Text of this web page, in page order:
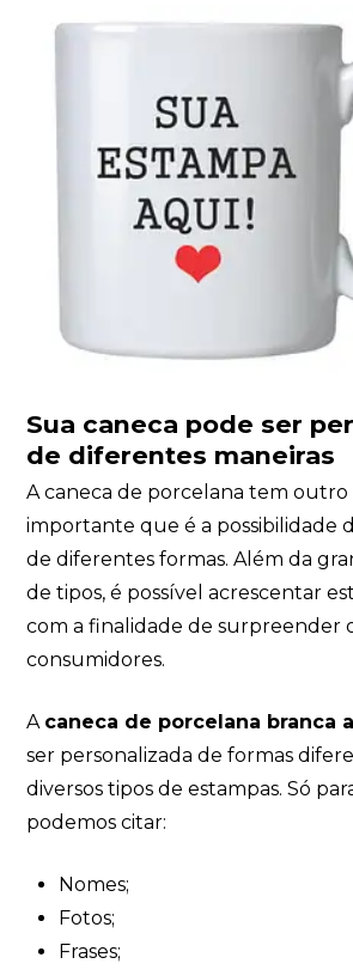
Sua caneca pode ser
de diferentes maneiras
A caneca de porcelana tem outro
importante que é a possibilidade
de diferentes formas. Além da
de tipos, é possível acrescentar
com a finalidade de surpreender
consumidores.
A caneca de porcelana branca
ser personalizada de formas
diversos tipos de estampas. Só
podemos citar:
Nomes;
Fotos;
Frases;